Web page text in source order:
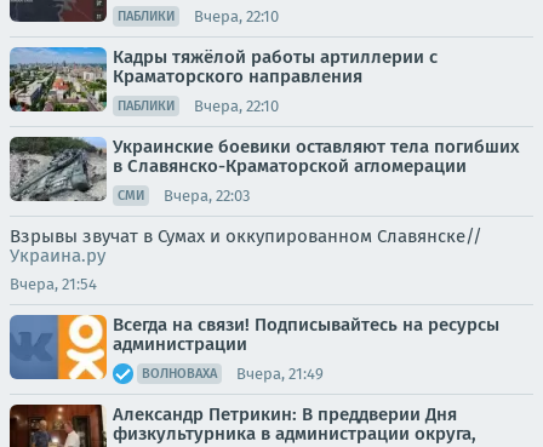
ПАБЛИКИ Вчера, 22:10
Кадры тяжёлой работы артиллерии с
Краматорского направления
ПАБЛИКИ Вчера, 22:10
Украинские боевики оставляют тела погибших
в Славянско-Краматорской агломерации
СМИ Вчера, 22:03
Взрывы звучат в Сумах и оккупированном Славянске//
Украина.ру
Вчера, 21:54
Всегда на связи! Подписывайтесь на ресурсы
администрации
ВОЛНОВАХА Вчера, 21:49
Александр Петрикин: В преддверии Дня
физкультурника в администрации округа,